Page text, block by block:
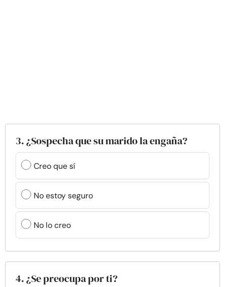
3. ¿Sospecha que su marido la engaña?
Creo que sí
No estoy seguro
No lo creo
4. ¿Se preocupa por ti?